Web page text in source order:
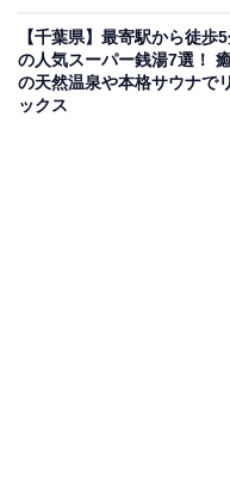
大浴場や開放感あふれ
備し、地元の人々の憩
す。畳でひと休みでき
【千葉県】最寄駅から徒歩
の人気スーパー銭湯7選！
の天然温泉や本格サウナで
ックス